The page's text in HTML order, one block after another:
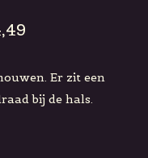
Er zit een
bij de hals.